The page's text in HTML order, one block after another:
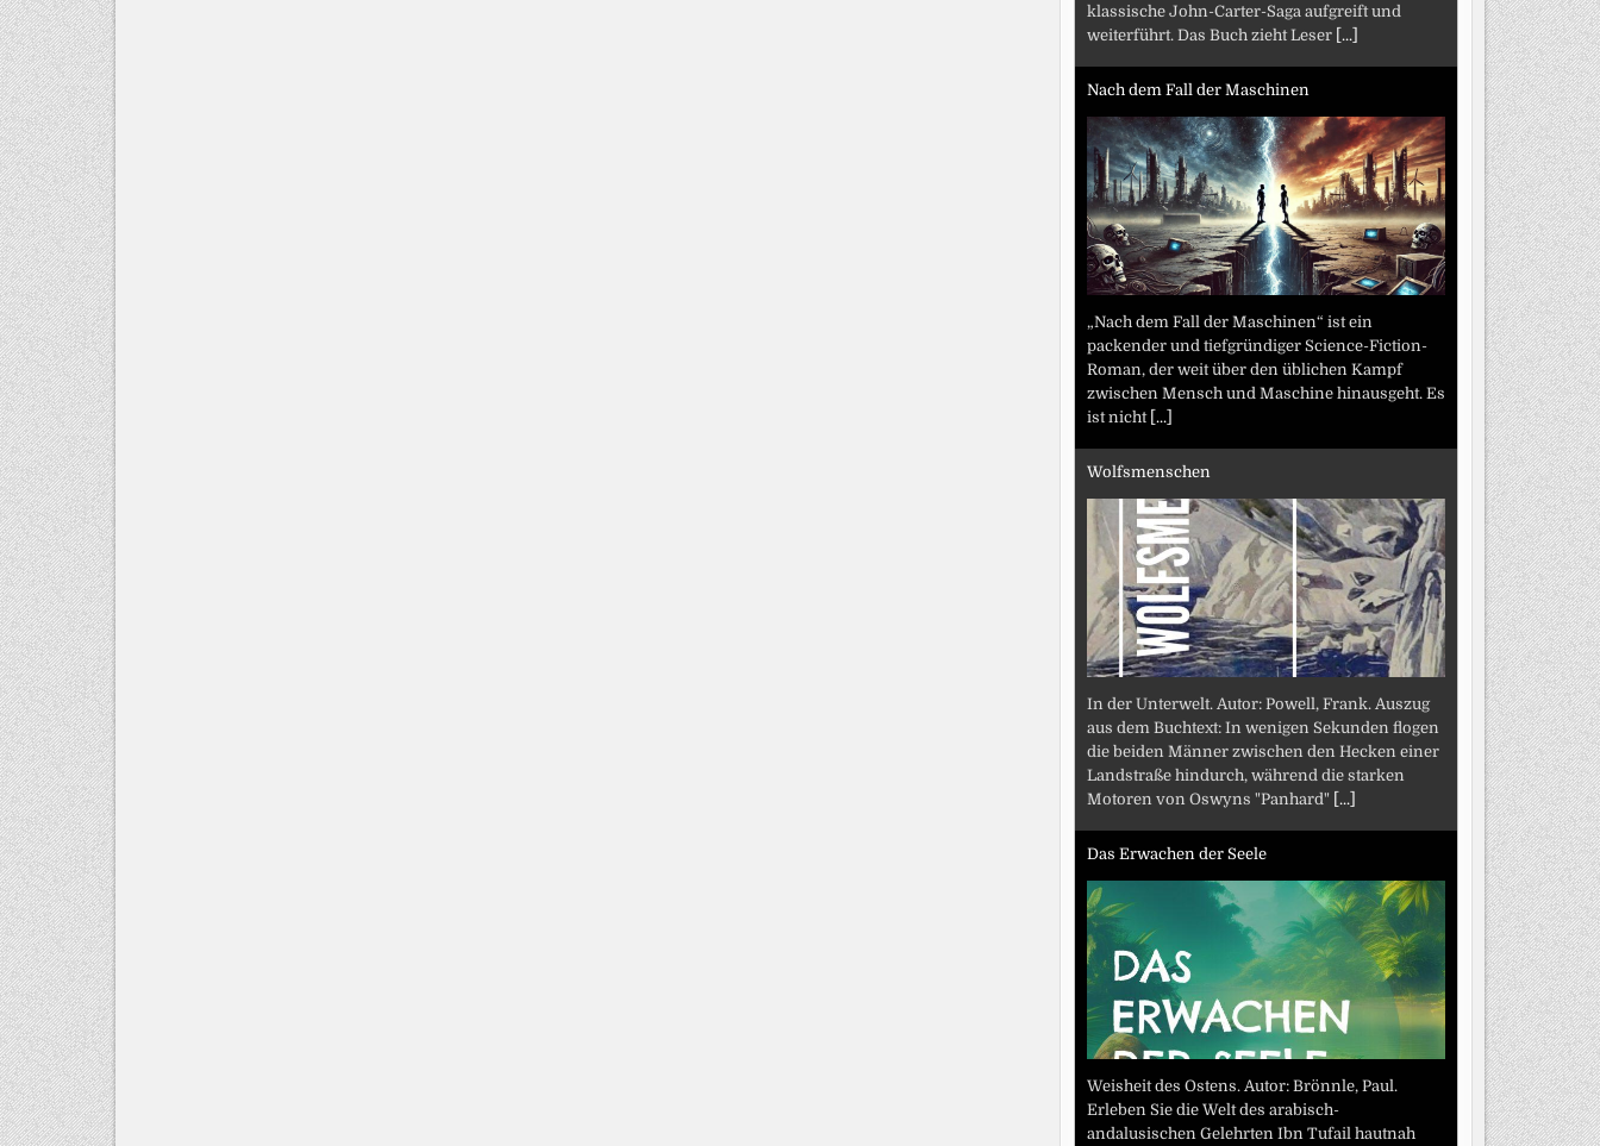
klassische John-Carter-Saga aufgreift und
weiterführt. Das Buch zieht Leser [...]
Nach dem Fall der Maschinen
„Nach dem Fall der Maschinen“ ist ein
packender und tiefgründiger Science-Fiction-
Roman, der weit über den üblichen Kampf
zwischen Mensch und Maschine hinausgeht. Es
ist nicht [...]
Wolfsmenschen
In der Unterwelt. Autor: Powell, Frank. Auszug
aus dem Buchtext: In wenigen Sekunden flogen
die beiden Männer zwischen den Hecken einer
Landstraße hindurch, während die starken
Motoren von Oswyns "Panhard" [...]
Das Erwachen der Seele
Weisheit des Ostens. Autor: Brönnle, Paul.
Erleben Sie die Welt des arabisch-
andalusischen Gelehrten Ibn Tufail hautnah